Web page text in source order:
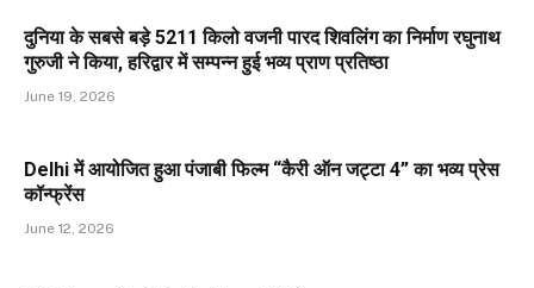
दुनिया के सबसे बड़े 5211 किलो वजनी पारद शिवलिंग का निर्माण रघुनाथ
गुरुजी ने किया, हरिद्वार में सम्पन्न हुई भव्य प्राण प्रतिष्ठा
June 19, 2026
Delhi में आयोजित हुआ पंजाबी फिल्म “कैरी ऑन जट्टा 4” का भव्य प्रेस
कॉन्फ्रेंस
June 12, 2026